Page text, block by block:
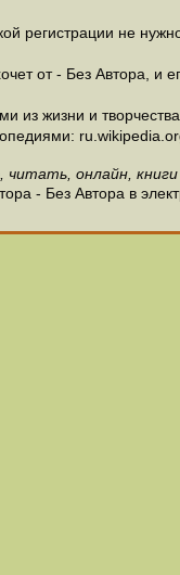
регистрации не
от - Без Автора, и
из жизни и
читать, онлайн, книги
- Без Автора в